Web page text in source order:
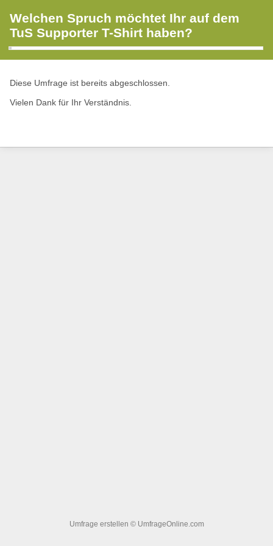
Welchen Spruch möchtet Ihr auf dem
TuS Supporter T-Shirt haben?
Diese Umfrage ist bereits abgeschlossen.
Vielen Dank für Ihr Verständnis.
Umfrage erstellen © UmfrageOnline.com